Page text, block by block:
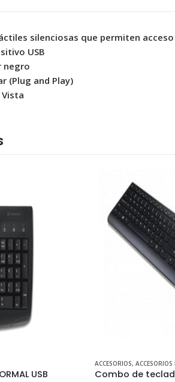
silenciosas que permiten
USB
negro
(Plug and Play)
DE MESA TECLADOS
Combo de teclado y mouse con cable esencial Lenovo (español de Latinoamérica 171)